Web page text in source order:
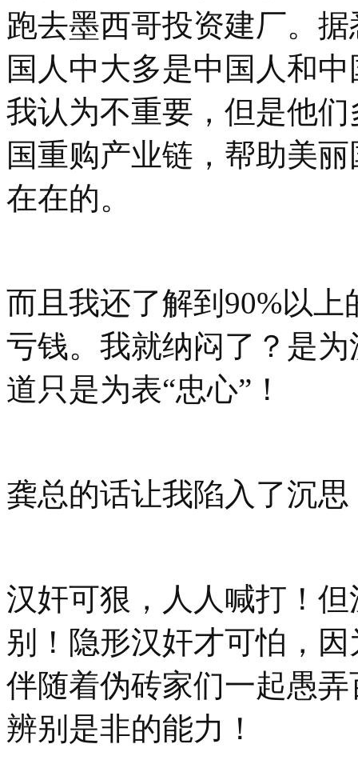
跑去墨西哥投资建厂。
国人中大多是中国人和
我认为不重要，但是他
国重购产业链，帮助美
在在的。
而且我还了解到90%以
亏钱。我就纳闷了？是
道只是为表“忠心”！
龚总的话让我陷入了沉
汉奸可狠，人人喊打！
别！隐形汉奸才可怕，
伴随着伪砖家们一起愚
辨别是非的能力！